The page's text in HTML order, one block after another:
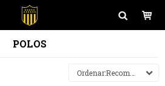
POLOS
Recomendados